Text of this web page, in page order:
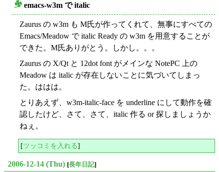
emacs-w3m で italic
Zaurus の w3m も M氏が作ってくれて、無事にすべての
Emacs/Meadow で italic Ready の w3m を用意することが
できた。M氏ありがとう。しかし。。。
Zaurus の X/Qt と 12dot font がメインな NotePC 上の
Meadow は italic が存在しないことに気づいてしまっ
た。ははは。
とりあえず、w3m-italic-face を underline にして動作を確
認したけど、さて、さて、italic 作る or 探しましょうか
ねぇ。
[ツッコミを入れる]
2006-12-14 (Thu) [長年日記]